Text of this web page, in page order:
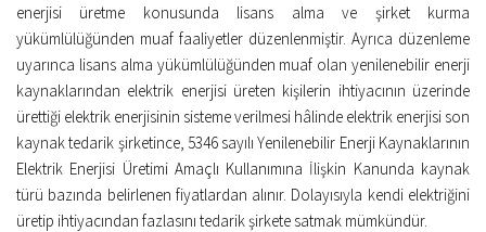
Kitaplar
Öğrenci
For Englısh
Yasal Uyarı
İletişim
enerjisi üretme konusunda lisans alma ve şirket kurma
yükümlülüğünden muaf faaliyetler düzenlenmiştir. Ayrıca düzenleme
uyarınca lisans alma yükümlülüğünden muaf olan yenilenebilir enerji
kaynaklarından elektrik enerjisi üreten kişilerin ihtiyacının üzerinde
ürettiği elektrik enerjisinin sisteme verilmesi hâlinde elektrik enerjisi son
kaynak tedarik şirketince, 5346 sayılı Yenilenebilir Enerji Kaynaklarının
Elektrik Enerjisi Üretimi Amaçlı Kullanımına İlişkin Kanunda kaynak
türü bazında belirlenen fiyatlardan alınır. Dolayısıyla kendi elektriğini
üretip ihtiyacından fazlasını tedarik şirkete satmak mümkündür.